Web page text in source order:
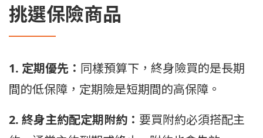
挑選保險商品
1. 定期優先： 同樣預算下，終身險買的是長期
間的低保障，定期險是短期間的高保障。
2. 終身主約配定期附約： 要買附約必須搭配主